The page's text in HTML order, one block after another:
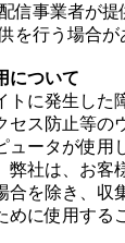
信事業者が
を行う場合が
について
トに発生した
セス防止等の
ュータが使用
弊社は、お客
合を除き、収
に使用する